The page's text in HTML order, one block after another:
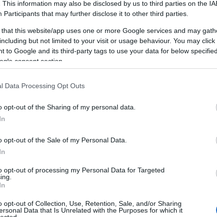
This information may also be disclosed by us to third parties on the
Participants that may further disclose it to other third parties.
that this website/app uses one or more Google services and may
but not limited to your visit or usage behaviour. You may
to Google and its third-party tags to use your data for below
consent section.
Data Processing Opt Outs
opt-out of the Sharing of my personal data.
opt-out of the Sale of my Personal Data.
opt-out of processing my Personal Data for Targeted
opt-out of Collection, Use, Retention, Sale, and/or Sharing
Data that Is Unrelated with the Purposes for which it
TAMÁSI TERMÁLFÜRDŐ, FÜRDŐ,
ÉLMÉNYFÜRDŐ
télen és nyáron egyaránt.
GYEREKEKNEK 2019
Az önfejlesztés egy olyan átfogó folyamat,
tudásának és általános jólétének